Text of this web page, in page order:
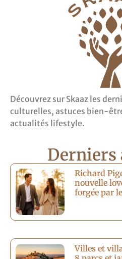
Découvrez sur Skaaz les
culturelles, astuces bien-
actualités lifestyle.
Derniers
Richard
nouvelle
forgée par
Villes et